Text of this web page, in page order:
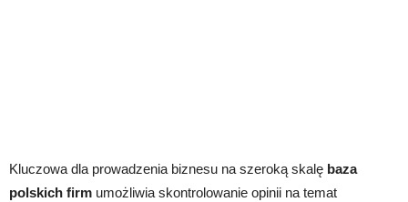
Kluczowa dla prowadzenia biznesu na szeroką skalę baza
polskich firm umożliwia skontrolowanie opinii na temat